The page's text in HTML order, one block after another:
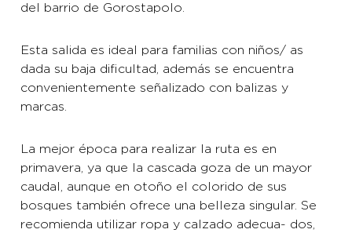
del barrio de Gorostapolo.
Esta salida es ideal para familias con niños/ as
dada su baja dificultad, además se encuentra
convenientemente señalizado con balizas y
marcas.
La mejor época para realizar la ruta es en
primavera, ya que la cascada goza de un mayor
caudal, aunque en otoño el colorido de sus
bosques también ofrece una belleza singular. Se
recomienda utilizar ropa y calzado adecua- dos,